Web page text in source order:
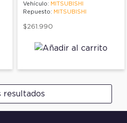
Vehículo: MITSUBISHI
Repuesto: MITSUBISHI
$261.990
resultados